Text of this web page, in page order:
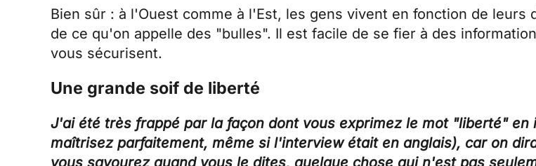
Bien sûr : à l'Ouest comme à l'Est, les gens vivent en fonction de leurs
de ce qu'on appelle des "bulles". Il est facile de se fier à des
vous sécurisent.
Une grande soif de liberté
J'ai été très frappé par la façon dont vous exprimez le mot "liberté" en
maîtrisez parfaitement, même si l'interview était en anglais), car on
vous savourez quand vous le dites, quelque chose qui n'est pas